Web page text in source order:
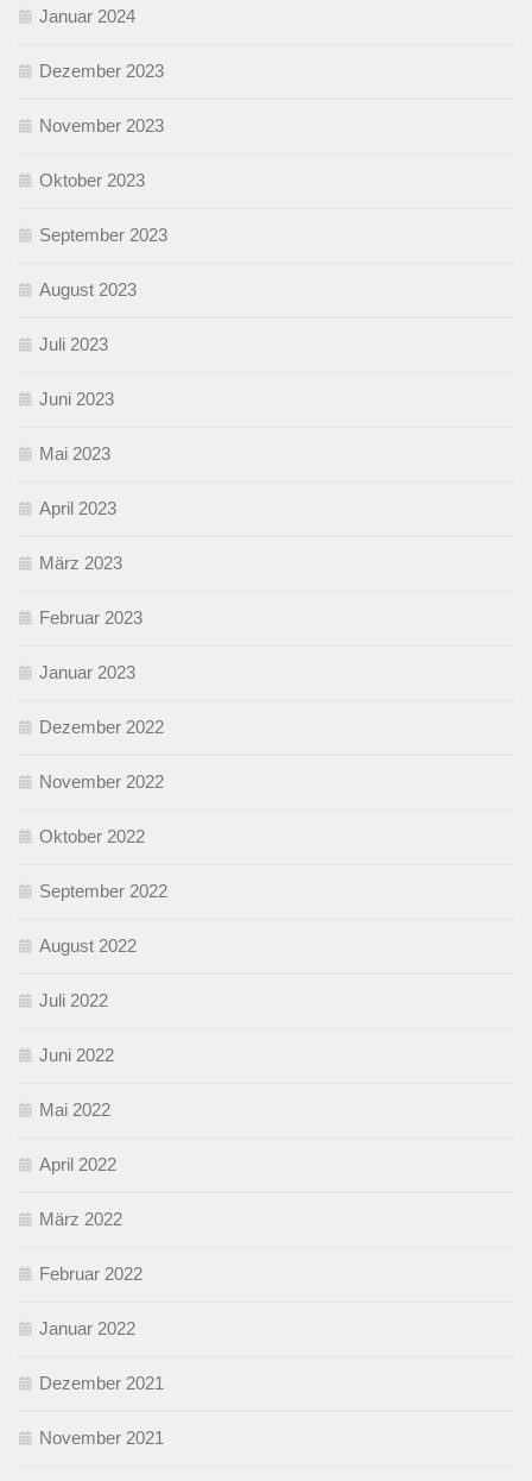
Januar 2024
Dezember 2023
November 2023
Oktober 2023
September 2023
August 2023
Juli 2023
Juni 2023
Mai 2023
April 2023
März 2023
Februar 2023
Januar 2023
Dezember 2022
November 2022
Oktober 2022
September 2022
August 2022
Juli 2022
Juni 2022
Mai 2022
April 2022
März 2022
Februar 2022
Januar 2022
Dezember 2021
November 2021